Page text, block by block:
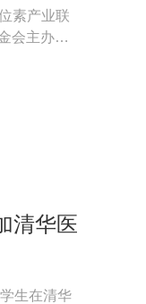
素产业联
会主办，
清华医
生在清华